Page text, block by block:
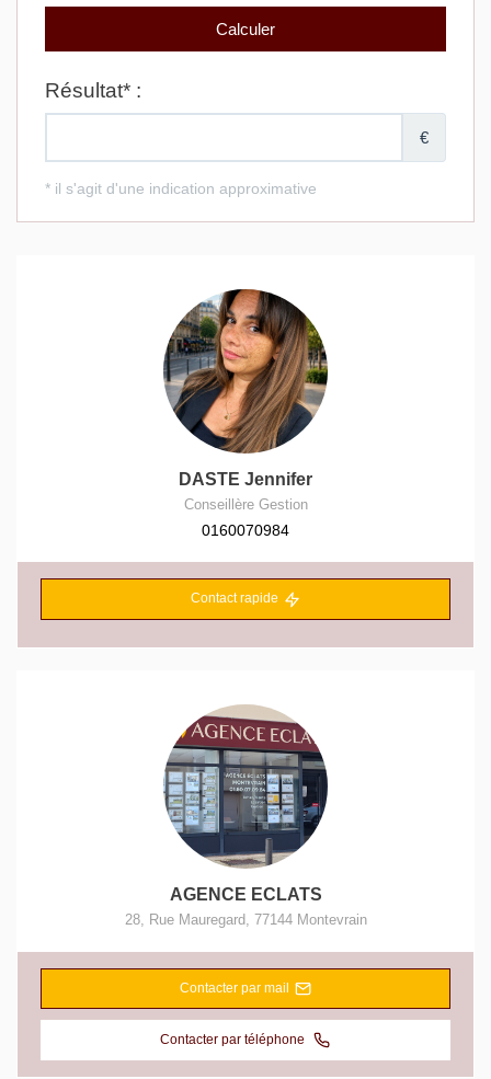
DASTE Jennifer
Conseillère Gestion
0160070984
Contact rapide
AGENCE ECLATS
28, Rue Mauregard 77144 Montevrain
Contacter par mail
Contacter par téléphone